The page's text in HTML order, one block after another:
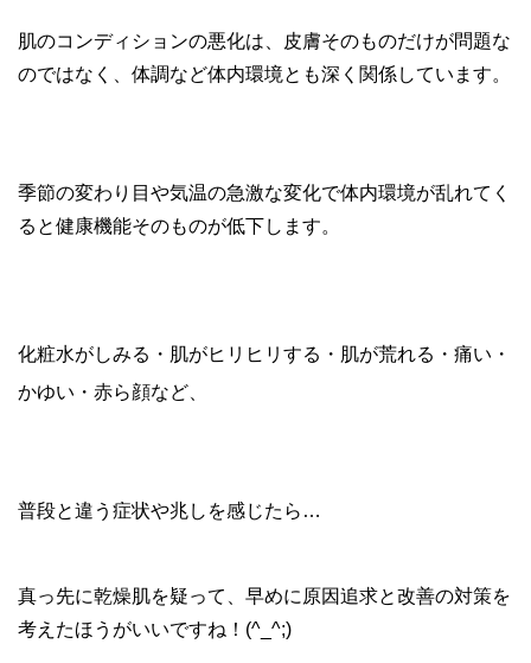
肌のコンディションの悪化は、皮膚そのものだけが問題な
のではなく、体調など体内環境とも深く関係しています。
季節の変わり目や気温の急激な変化で体内環境が乱れてく
ると健康機能そのものが低下します。
化粧水がしみる・肌がヒリヒリする・肌が荒れる・痛い・
かゆい・赤ら顔など、
普段と違う症状や兆しを感じたら…
真っ先に乾燥肌を疑って、早めに原因追求と改善の対策を
考えたほうがいいですね！(^_^;)